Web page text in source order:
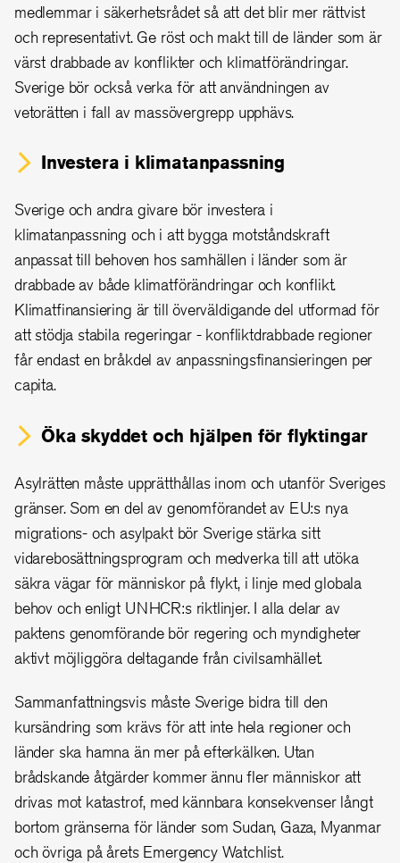
medlemmar i säkerhetsrådet så att det blir mer rättvist
och representativt. Ge röst och makt till de länder som är
värst drabbade av konflikter och klimatförändringar.
Sverige bör också verka för att användningen av
vetorätten i fall av massövergrepp upphävs.
Investera i klimatanpassning
Sverige och andra givare bör investera i
klimatanpassning och i att bygga motståndskraft
anpassat till behoven hos samhällen i länder som är
drabbade av både klimatförändringar och konflikt.
Klimatfinansiering är till överväldigande del utformad för
att stödja stabila regeringar - konfliktdrabbade regioner
får endast en bråkdel av anpassningsfinansieringen per
capita.
Öka skyddet och hjälpen för flyktingar
Asylrätten måste upprätthållas inom och utanför Sveriges
gränser. Som en del av genomförandet av EU:s nya
migrations- och asylpakt bör Sverige stärka sitt
vidarebosättningsprogram och medverka till att utöka
säkra vägar för människor på flykt, i linje med globala
behov och enligt UNHCR:s riktlinjer. I alla delar av
paktens genomförande bör regering och myndigheter
aktivt möjliggöra deltagande från civilsamhället.
Sammanfattningsvis måste Sverige bidra till den
kursändring som krävs för att inte hela regioner och
länder ska hamna än mer på efterkälken. Utan
brådskande åtgärder kommer ännu fler människor att
drivas mot katastrof, med kännbara konsekvenser långt
bortom gränserna för länder som Sudan, Gaza, Myanmar
och övriga på årets Emergency Watchlist.